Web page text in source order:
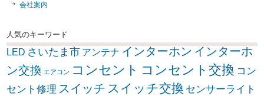
会社案内
人気のキーワード
LED さいたま市 アンテナ インターホン インターホ
ン交換 エアコン コンセント コンセント交換 コン
セント修理 スイッチ スイッチ交換 センサーライト